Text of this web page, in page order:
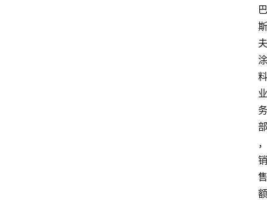
巴
斯
夫
涂
料
业
务
部
，
销
售
额